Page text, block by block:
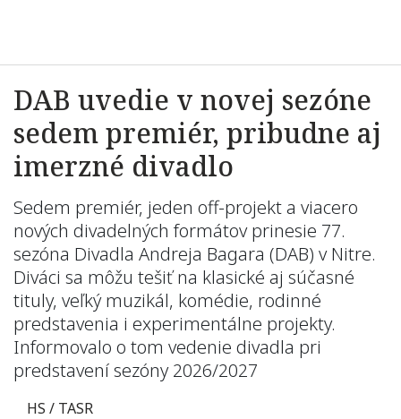
DAB uvedie v novej sezóne
sedem premiér, pribudne aj
imerzné divadlo
Sedem premiér, jeden off-projekt a viacero
nových divadelných formátov prinesie 77.
sezóna Divadla Andreja Bagara (DAB) v Nitre.
Diváci sa môžu tešiť na klasické aj súčasné
tituly, veľký muzikál, komédie, rodinné
predstavenia i experimentálne projekty.
Informovalo o tom vedenie divadla pri
predstavení sezóny 2026/2027
HS / TASR